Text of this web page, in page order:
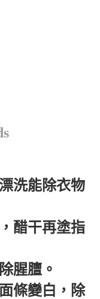
洗能除衣物
醋干再塗指
腥膻。
條變白，除